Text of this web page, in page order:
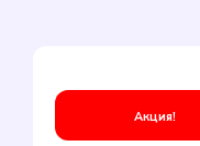
Акция!